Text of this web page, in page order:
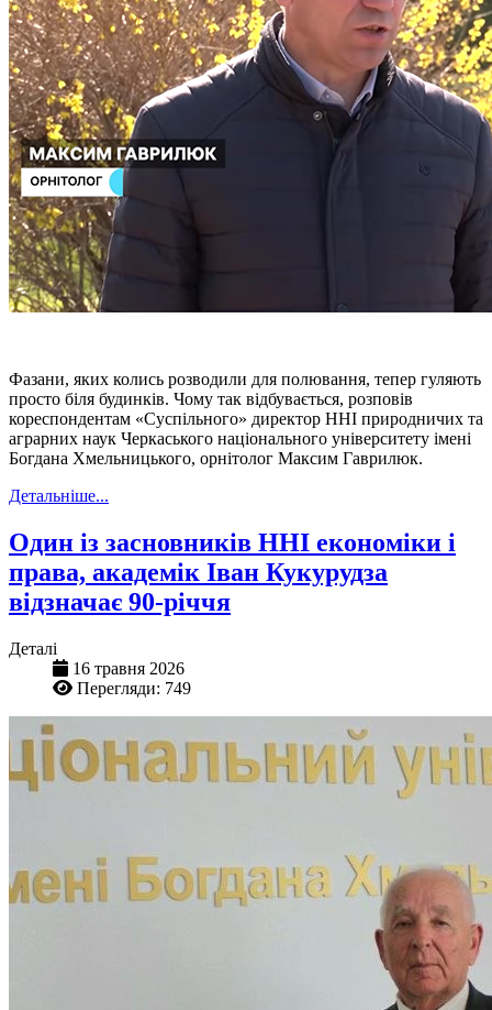
Фазани, яких колись розводили для полювання, тепер гуляють
просто біля будинків. Чому так відбувається, розповів
кореспондентам «Суспільного» директор ННІ природничих та
аграрних наук Черкаського національного університету імені
Богдана Хмельницького, орнітолог Максим Гаврилюк.
Детальніше...
Один із засновників ННІ економіки і
права, академік Іван Кукурудза
відзначає 90-річчя
Деталі
16 травня 2026
Перегляди: 749